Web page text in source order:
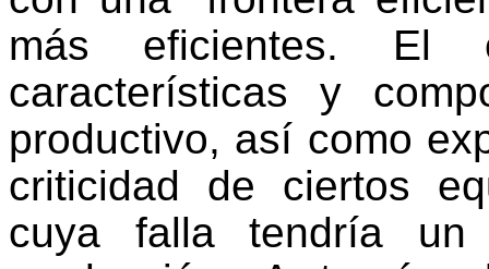
más eficientes. El
características y
productivo, así como
criticidad de ciertos
cuya falla tendría un